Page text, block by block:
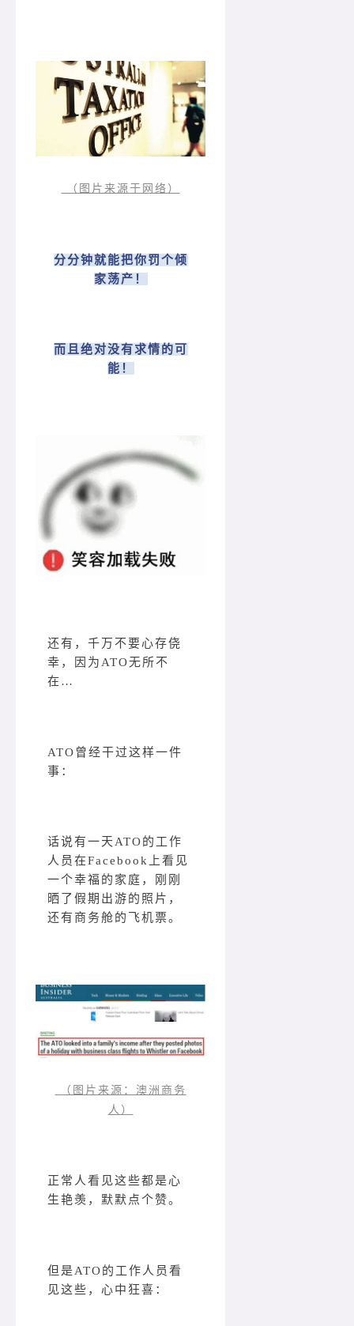
（图片来源于网络）
分分钟就能把你罚个倾
家荡产！
而且绝对没有求情的可
能！
还有，千万不要心存侥
幸，因为ATO无所不
在…
ATO曾经干过这样一件
事：
话说有一天ATO的工作
人员在Facebook上看见
一个幸福的家庭，刚刚
晒了假期出游的照片，
还有商务舱的飞机票。
（图片来源：澳洲商务
人）
正常人看见这些都是心
生艳羡，默默点个赞。
但是ATO的工作人员看
见这些，心中狂喜：